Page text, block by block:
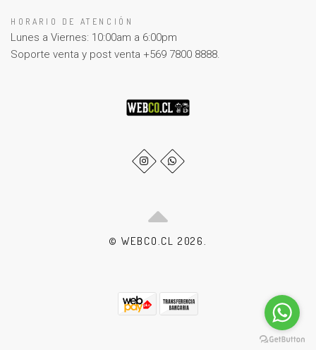
HORARIO DE ATENCIÓN
Lunes a Viernes: 10:00am a 6:00pm
Soporte venta y post venta +569 7800 8888.
© WEBCO.CL 2026.